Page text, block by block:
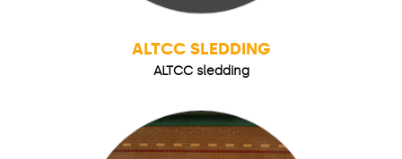
ALTCC SLEDDING
ALTCC sledding